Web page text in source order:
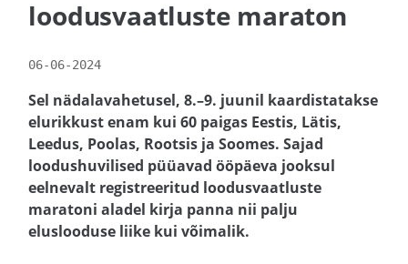
loodusvaatluste maraton
06-06-2024
Sel nädalavahetusel, 8.–9. juunil kaardistatakse
elurikkust enam kui 60 paigas Eestis, Lätis,
Leedus, Poolas, Rootsis ja Soomes. Sajad
loodushuvilised püüavad ööpäeva jooksul
eelnevalt registreeritud loodusvaatluste
maratoni aladel kirja panna nii palju
eluslooduse liike kui võimalik.